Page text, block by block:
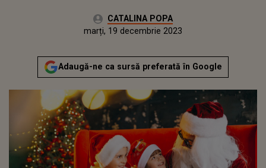
Autor:CATALINA POPA
luni, 19 decembrie 2022Actualizat:
marți, 19 decembrie 2023
Adaugă-ne ca sursă preferată în Google